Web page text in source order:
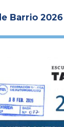
Barrio 2026